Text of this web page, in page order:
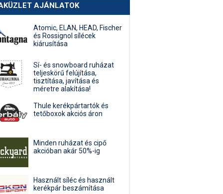
AJÁNLATOK
Atomic, ELAN, HEAD, Fischer
és Rossignol sílécek
kiárusítása
Sí- és snowboard ruházat
teljeskörű felújítása,
tisztítása, javítása és
méretre alakítása!
Thule kerékpártartók és
tetőboxok akciós áron
Minden ruházat és cipő
akcióban akár 50%-ig
Használt síléc és használt
kerékpár beszámítása